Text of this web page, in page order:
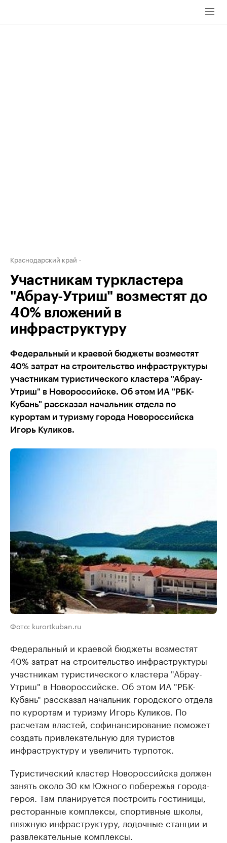
Краснодарский край
Участникам туркластера
"Абрау-Утриш" возместят до
40% вложений в
инфраструктуру
Федеральный и краевой бюджеты возместят
40% затрат на строительство инфраструктуры
участникам туристического кластера "Абрау-
Утриш" в Новороссийске. Об этом ИА "РБК-
Кубань" рассказал начальник отдела по
курортам и туризму города Новороссийска
Игорь Куликов.
Фото: kurortkuban.ru
Федеральный и краевой бюджеты возместят
40% затрат на строительство инфраструктуры
участникам туристического кластера "Абрау-
Утриш" в Новороссийске. Об этом ИА "РБК-
Кубань" рассказал начальник городского отдела
по курортам и туризму Игорь Куликов. По
расчетам властей, софинансирование поможет
создать привлекательную для туристов
инфраструктуру и увеличить турпоток.
Туристический кластер Новороссийска должен
занять около 30 км Южного побережья города-
героя. Там планируется построить гостиницы,
ресторанные комплексы, спортивные школы,
пляжную инфраструктуру, лодочные станции и
развлекательные комплексы.